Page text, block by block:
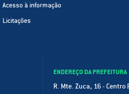
Acesso à informação
Licitações
ENDEREÇO DA PREFEITURA
R. Mte. Zuca, 16 -